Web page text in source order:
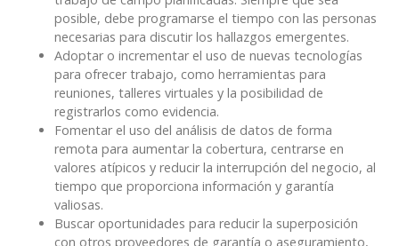
posible, debe programarse el tiempo con las personas
necesarias para discutir los hallazgos emergentes.
Adoptar o incrementar el uso de nuevas tecnologías
para ofrecer trabajo, como herramientas para
reuniones, talleres virtuales y la posibilidad de
registrarlos como evidencia.
Fomentar el uso del análisis de datos de forma
remota para aumentar la cobertura, centrarse en
valores atípicos y reducir la interrupción del negocio, al
tiempo que proporciona información y garantía
valiosas.
Buscar oportunidades para reducir la superposición
con otros proveedores de garantía o aseguramiento,